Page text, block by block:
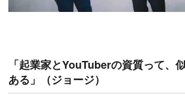
「起業家とYouTuberの資質って、
ある」（ジョージ）